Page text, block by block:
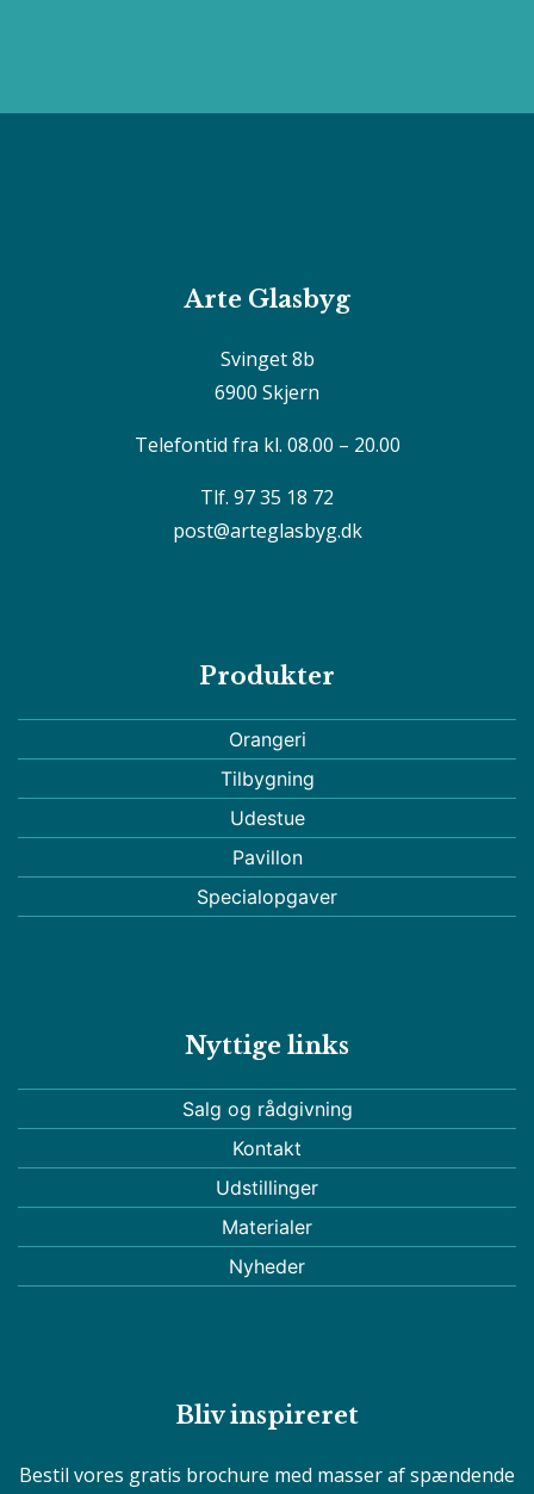
Arte Glasbyg
Svinget 8b
6900 Skjern
Telefontid fra kl. 08.00 – 20.00
Tlf. 97 35 18 72
post@arteglasbyg.dk
Produkter
Orangeri
Tilbygning
Udestue
Pavillon
Specialopgaver
Nyttige links
Salg og rådgivning
Kontakt
Udstillinger
Materialer
Nyheder
Bliv inspireret
Bestil vores gratis brochure med masser af spændende